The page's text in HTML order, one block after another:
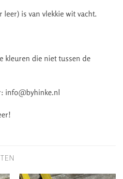
is van vlekkie wit vacht.
kleuren die niet tussen de
info@byhinke.nl